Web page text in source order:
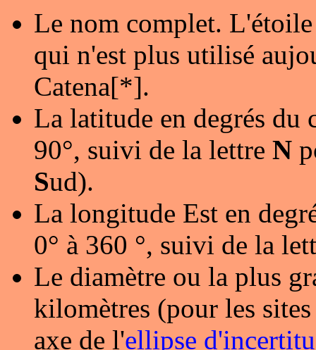
Le nom complet.
qui n'est plus utilisé
Catena[*].
La latitude en degrés du
90°, suivi de la lettre N
Sud).
La longitude Est en
0° à 360 °, suivi de la
Le diamètre ou la plus
kilomètres (pour les
axe de l'ellipse